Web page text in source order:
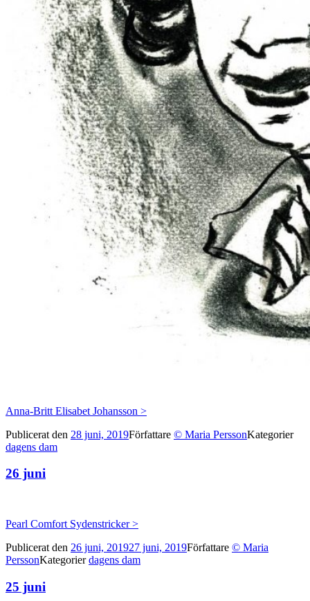
Anna-Britt Elisabet Johansson >
Publicerat den 28 juni, 2019Författare © Maria PerssonKategorier
dagens dam
26 juni
Pearl Comfort Sydenstricker >
Publicerat den 26 juni, 201927 juni, 2019Författare © Maria
PerssonKategorier dagens dam
25 juni